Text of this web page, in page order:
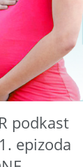
podkast
epizoda